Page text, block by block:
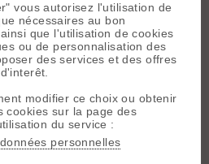
vous autorisez l'utilisation de
nécessaires au bon
que l'utilisation de cookies
ou de personnalisation des
des services et des offres
modifier ce choix ou obtenir
cookies sur la page des
du service :
personnelles